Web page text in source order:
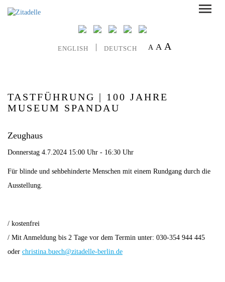
ENGLISH DEUTSCH A A A
TASTFÜHRUNG | 100 JAHRE
MUSEUM SPANDAU
Zeughaus
Donnerstag 4.7.2024 15:00 Uhr - 16:30 Uhr
Für blinde und sehbehinderte Menschen mit einem Rundgang durch die
Ausstellung.
/ kostenfrei
/ Mit Anmeldung bis 2 Tage vor dem Termin unter: 030-354 944 445
oder christina.buech@zitadelle-berlin.de